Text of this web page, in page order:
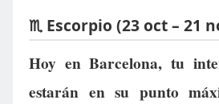
♏ Escorpio (23 oct – 21
Hoy en Barcelona, tu
estarán en su punto